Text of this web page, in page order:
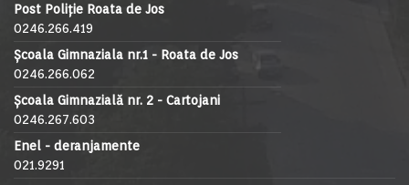
Post Poliție Roata de Jos
0246.266.419
Școala Gimnaziala nr.1 - Roata de Jos
0246.266.062
Școala Gimnazială nr. 2 - Cartojani
0246.267.603
Enel - deranjamente
021.9291